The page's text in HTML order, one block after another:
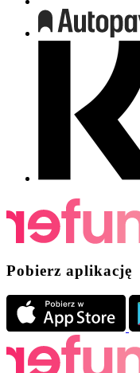
Pobierz aplikację